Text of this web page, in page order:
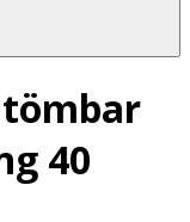
tömbar
40